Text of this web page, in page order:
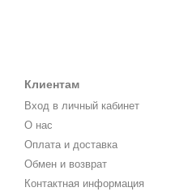
Клиентам
Вход в личный кабинет
О нас
Оплата и доставка
Обмен и возврат
Контактная информация